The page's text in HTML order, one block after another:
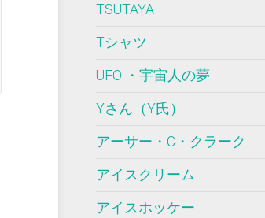
TSUTAYA
Tシャツ
UFO ・宇宙人の夢
Yさん（Y氏）
アーサー・C・クラーク
アイスクリーム
アイスホッケー